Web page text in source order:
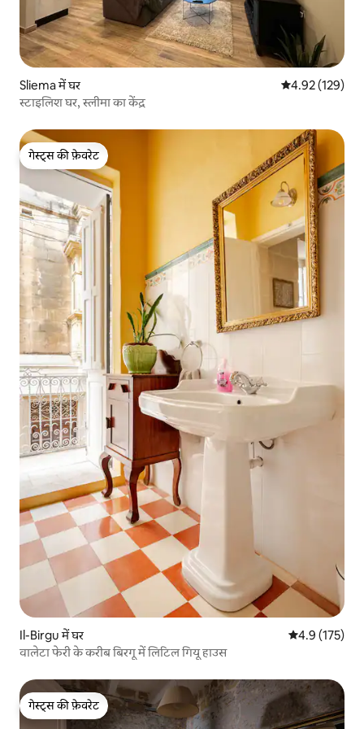
Sliema में घर औसत रेटिंग 5 में से
4.92 (129)
स्टाइलिश घर, स्लीमा का केंद्र
गेस्ट्स की फ़ेवरेट
गेस्ट्स की फ़ेवरेट
Il-Birgu में घर औसत रेटिंग 5 में
4.9 (175)
वालेटा फेरी के करीब बिरगू में लिटिल गियू हाउस
गेस्ट्स की फ़ेवरेट
गेस्ट्स की फ़ेवरेट